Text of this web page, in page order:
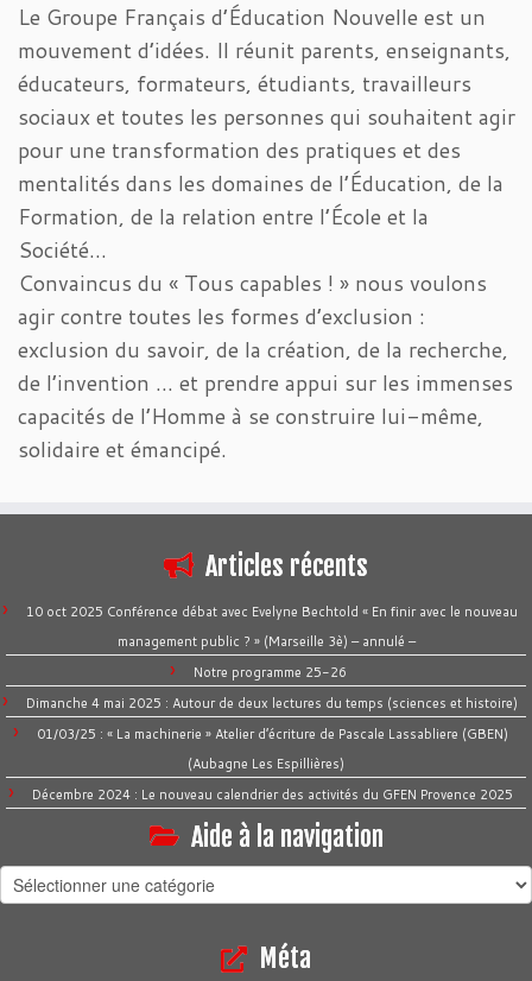
Le Groupe Français d’Éducation Nouvelle est un
mouvement d’idées. Il réunit parents, enseignants,
éducateurs, formateurs, étudiants, travailleurs
sociaux et toutes les personnes qui souhaitent agir
pour une transformation des pratiques et des
mentalités dans les domaines de l’Éducation, de la
Formation, de la relation entre l’École et la
Société…
Convaincus du « Tous capables ! » nous voulons
agir contre toutes les formes d’exclusion :
exclusion du savoir, de la création, de la recherche,
de l’invention … et prendre appui sur les immenses
capacités de l’Homme à se construire lui-même,
solidaire et émancipé.
Articles récents
10 oct 2025 Conférence débat avec Evelyne Bechtold « En finir avec le nouveau
management public ? » (Marseille 3è) – annulé –
Notre programme 25-26
Dimanche 4 mai 2025 : Autour de deux lectures du temps (sciences et histoire)
01/03/25 : « La machinerie » Atelier d’écriture de Pascale Lassabliere (GBEN)
(Aubagne Les Espillières)
Décembre 2024 : Le nouveau calendrier des activités du GFEN Provence 2025
Aide à la navigation
Aide
à
Méta